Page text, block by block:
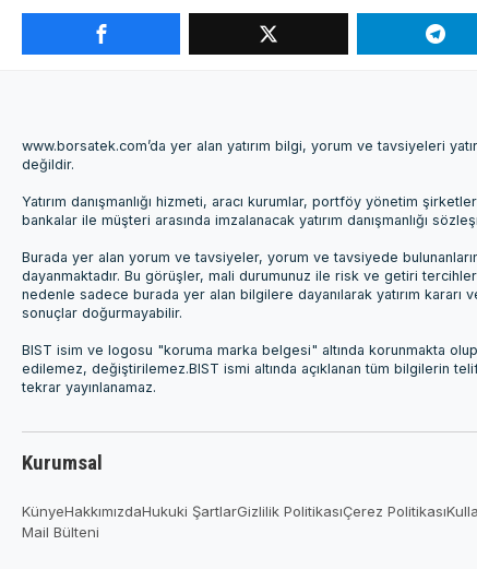
www.borsatek.com’da yer alan yatırım bilgi, yorum ve tavsiyeleri
değildir.
Yatırım danışmanlığı hizmeti, aracı kurumlar, portföy yönetim
bankalar ile müşteri arasında imzalanacak yatırım danışmanlığı
Burada yer alan yorum ve tavsiyeler, yorum ve tavsiyede
dayanmaktadır. Bu görüşler, mali durumunuz ile risk ve getiri
nedenle sadece burada yer alan bilgilere dayanılarak yatırım kararı
sonuçlar doğurmayabilir.
BIST isim ve logosu "koruma marka belgesi" altında korunmakta
edilemez, değiştirilemez.BIST ismi altında açıklanan tüm bilgilerin
tekrar yayınlanamaz.
Kurumsal
KünyeHakkımızdaHukuki ŞartlarGizlilik PolitikasıÇerez Politikası
Mail Bülteni